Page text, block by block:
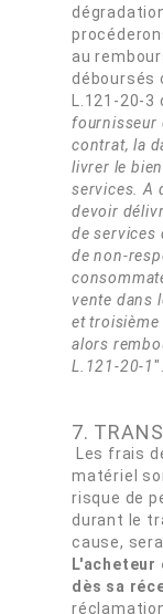
au
déboursés
L.121-20-
fournisseur
contrat, la
livrer le
services. A
devoir
de services
de non-
vente dans
et
alors
L.121-20-1".
7.
Les frais
matériel
risque de
durant le
cause,
dès sa